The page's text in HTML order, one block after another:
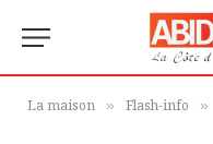
La maison » Flash-info »